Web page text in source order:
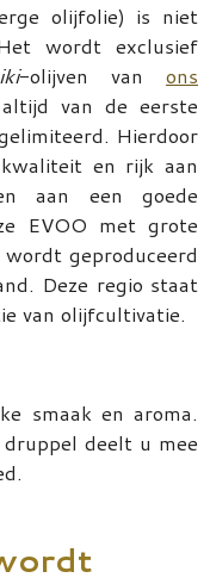
olijfolie) is niet
wordt exclusief
-olijven van ons
van de eerste
Hierdoor
en rijk aan
aan een goede
EVOO met grote
geproduceerd
Deze regio staat
van olijfcultivatie.
smaak en aroma.
deelt u mee